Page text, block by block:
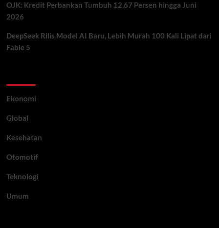
OJK: Kredit Perbankan Tumbuh 12,67 Persen hingga Juni
2026
DeepSeek Rilis Model AI Baru, Lebih Murah 100 Kali Lipat dari
Fable 5
Ekonomi
Global
Kesehatan
Otomotif
Teknologi
Umum